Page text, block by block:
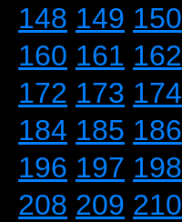
148 149 150
160 161 162
172 173 174
184 185 186
196 197 198
208 209 210